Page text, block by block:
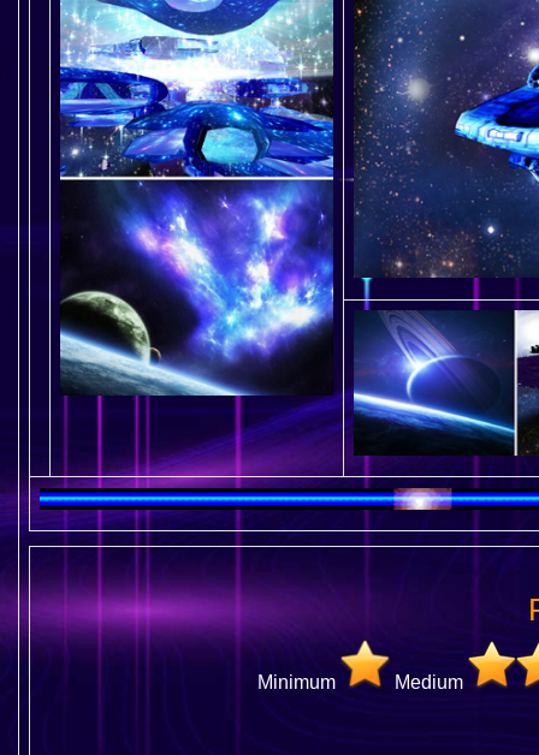
Minimum Medium